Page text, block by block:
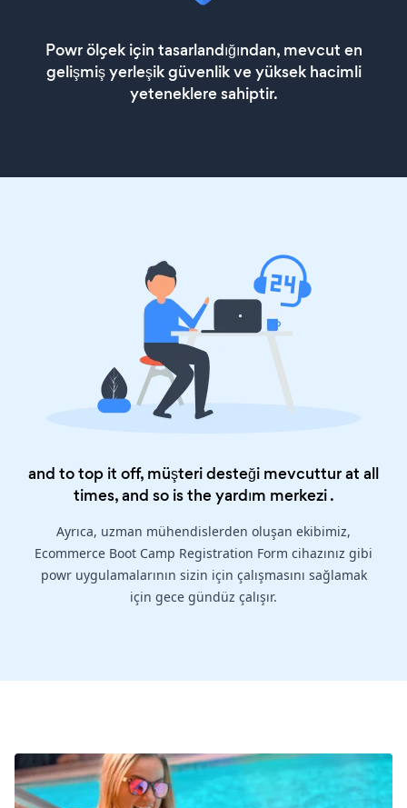
Powr ölçek için tasarlandığından, mevcut en
gelişmiş yerleşik güvenlik ve yüksek hacimli
yeteneklere sahiptir.
and to top it off, müşteri desteği mevcuttur at all
times, and so is theyardım merkezi.
Ayrıca, uzman mühendislerden oluşan ekibimiz,
Ecommerce Boot Camp Registration Form cihazınız gibi
powr uygulamalarının sizin için çalışmasını sağlamak
için gece gündüz çalışır.